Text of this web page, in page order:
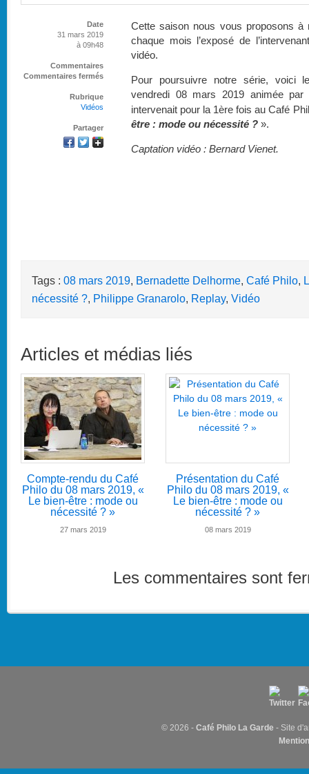
Date
31 mars 2019
à 09h48
Commentaires
Commentaires fermés
Rubrique
Vidéos
Partager
Cette saison nous vous proposons à
chaque mois l’exposé de
vidéo.
Pour poursuivre notre série, voici
vendredi 08 mars 2019 animée par
intervenait pour la 1ère fois au Café
être : mode ou nécessité ? ».
Captation vidéo : Bernard Vienet.
Tags : 08 mars 2019, Bernadette Delhorme, Café Philo,
nécessité ?, Philippe Granarolo, Replay, Vidéo
Articles et médias liés
Compte-rendu du Café
Philo du 08 mars 2019, «
Le bien-être : mode ou
nécessité ? »
27 mars 2019
Présentation du Café
Philo du 08 mars 2019, «
Le bien-être : mode ou
nécessité ? »
08 mars 2019
Les commentaires sont
© 2026 - Café Philo La Garde - Site